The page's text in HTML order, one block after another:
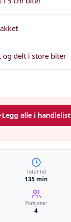
og delt i store biter
Legg alle i
Total tid
135 min
Porsjoner
4